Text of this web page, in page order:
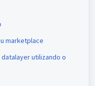
marketplace
utilizando o